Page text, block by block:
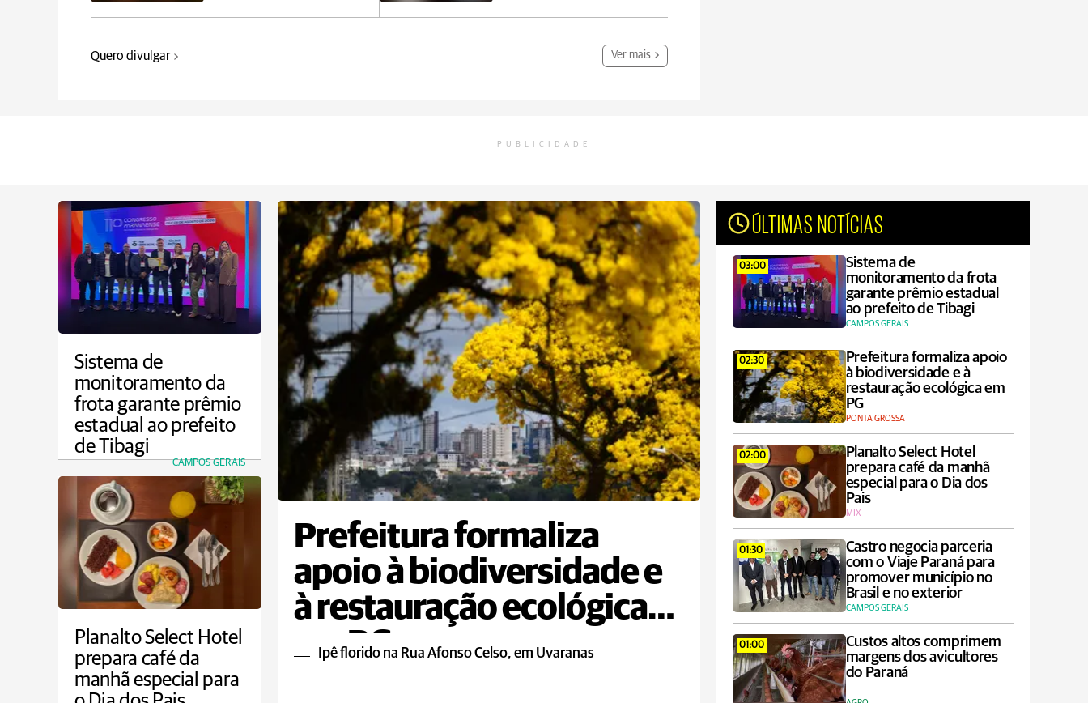
Quero divulgar Ver mais
PUBLICIDADE
Sistema de
monitoramento da
frota garante prêmio
estadual ao prefeito
de Tibagi
CAMPOS GERAIS
Prefeitura formaliza
apoio à biodiversidade e
à restauração ecológica
em PG
Ipê florido na Rua Afonso Celso, em Uvaranas
ÚLTIMAS NOTÍCIAS
03:00
Sistema de
monitoramento da frota
garante prêmio estadual
ao prefeito de Tibagi
CAMPOS GERAIS
02:30
Prefeitura formaliza apoio
à biodiversidade e à
restauração ecológica em
PG
PONTA GROSSA
02:00
Planalto Select Hotel
prepara café da manhã
especial para o Dia dos
Pais
MIX
01:30
Castro negocia parceria
com o Viaje Paraná para
promover município no
Brasil e no exterior
CAMPOS GERAIS
01:00
Custos altos comprimem
margens dos avicultores
do Paraná
Planalto Select Hotel
prepara café da
manhã especial para